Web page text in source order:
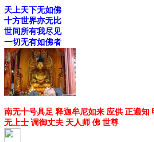
天上天下无如佛
十方世界亦无比
世间所有我尽见
一切无有如佛者
南无十号具足 释迦牟尼如来 应供 正遍知
无上士 调御丈夫 天人师 佛 世尊